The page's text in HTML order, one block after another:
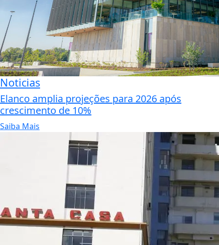
Noticias
Elanco amplia projeções para 2026 após
crescimento de 10%
Saiba Mais